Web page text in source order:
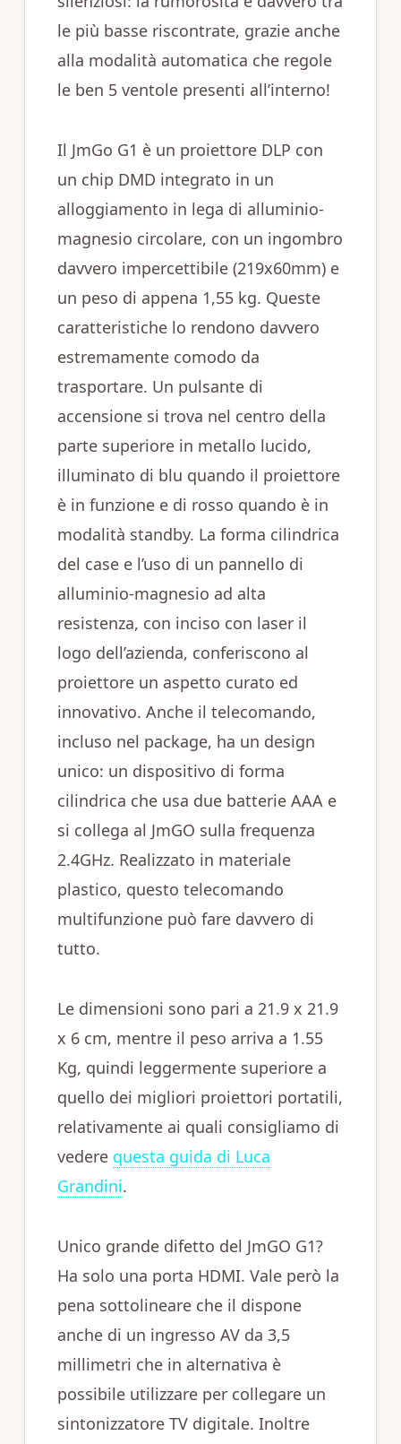
le più basse riscontrate, grazie anche
alla modalità automatica che regole
le ben 5 ventole presenti all’interno!
Il JmGo G1 è un proiettore DLP con
un chip DMD integrato in un
alloggiamento in lega di alluminio-
magnesio circolare, con un ingombro
davvero impercettibile (219x60mm) e
un peso di appena 1,55 kg. Queste
caratteristiche lo rendono davvero
estremamente comodo da
trasportare. Un pulsante di
accensione si trova nel centro della
parte superiore in metallo lucido,
illuminato di blu quando il proiettore
è in funzione e di rosso quando è in
modalità standby. La forma cilindrica
del case e l’uso di un pannello di
alluminio-magnesio ad alta
resistenza, con inciso con laser il
logo dell’azienda, conferiscono al
proiettore un aspetto curato ed
innovativo. Anche il telecomando,
incluso nel package, ha un design
unico: un dispositivo di forma
cilindrica che usa due batterie AAA e
si collega al JmGO sulla frequenza
2.4GHz. Realizzato in materiale
plastico, questo telecomando
multifunzione può fare davvero di
tutto.
Le dimensioni sono pari a 21.9 x 21.9
x 6 cm, mentre il peso arriva a 1.55
Kg, quindi leggermente superiore a
quello dei migliori proiettori portatili,
relativamente ai quali consigliamo di
vedere questa guida di Luca
Grandini.
Unico grande difetto del JmGO G1?
Ha solo una porta HDMI. Vale però la
pena sottolineare che il dispone
anche di un ingresso AV da 3,5
millimetri che in alternativa è
possibile utilizzare per collegare un
sintonizzatore TV digitale. Inoltre